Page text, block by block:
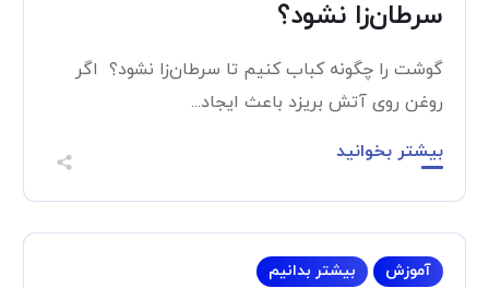
سرطان‌زا نشود؟
گوشت را چگونه کباب کنیم تا سرطان‌زا نشود؟ اگر
روغن روی آتش بریزد باعث ایجاد...
بیشتر بخوانید
آموزش بیشتر بدانیم